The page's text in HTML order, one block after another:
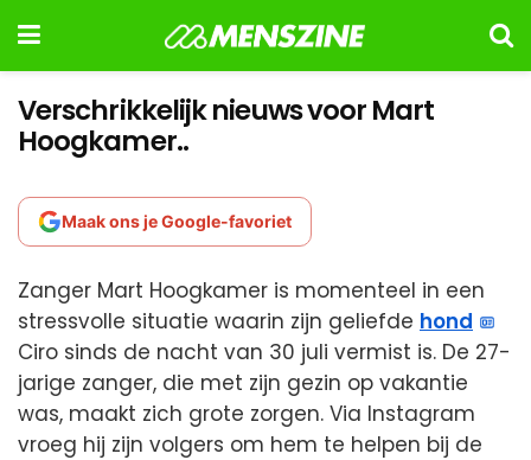
Verschrikkelijk nieuws voor Mart
Hoogkamer..
Maak ons je Google-favoriet
Zanger Mart Hoogkamer is momenteel in een
stressvolle situatie waarin zijn geliefde hond
Ciro sinds de nacht van 30 juli vermist is. De 27-
jarige zanger, die met zijn gezin op vakantie
was, maakt zich grote zorgen. Via Instagram
vroeg hij zijn volgers om hem te helpen bij de